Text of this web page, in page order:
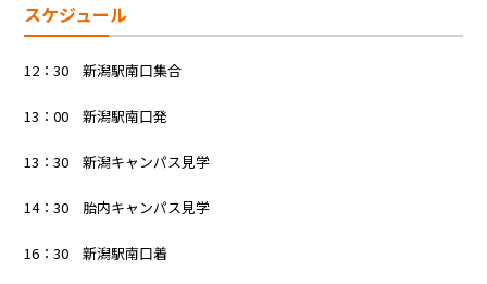
スケジュール
12：30 新潟駅南口集合
13：00 新潟駅南口発
13：30 新潟キャンパス見学
14：30 胎内キャンパス見学
16：30 新潟駅南口着